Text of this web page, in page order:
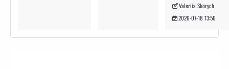
Valeriia Skorych
2026-07-18 13:56